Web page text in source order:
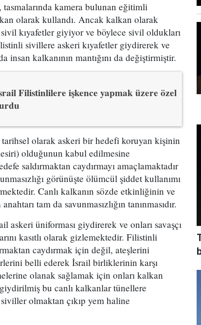
kamera bulunan eğitimli
olarak kullandı. Ancak kalkan olarak
kıyafetler giyiyor ve böylece sivil oldukları
sivillere askeri kıyafetler giydirerek ve
insan kalkanının mantığını da değiştirmiştir.
Filistinlilere işkence yapmak üzere özel
tarihsel olarak askeri bir hedefi koruyan kişinin
olduğunun kabul edilmesine
saldırmaktan caydırmayı amaçlamaktadır
görünüşte ölümcül şiddet kullanımı
Canlı kalkanın sözde etkinliğinin ve
tam da savunmasızlığın tanınmasıdır.
üniforması giydirerek ve onları savaşçı
kasıtlı olarak gizlemektedir. Filistinli
caydırmak için değil, ateşlerini
belli ederek İsrail birliklerinin karşı
olanak sağlamak için onları kalkan
bu canlı kalkanlar tünellere
olmaktan çıkıp yem haline